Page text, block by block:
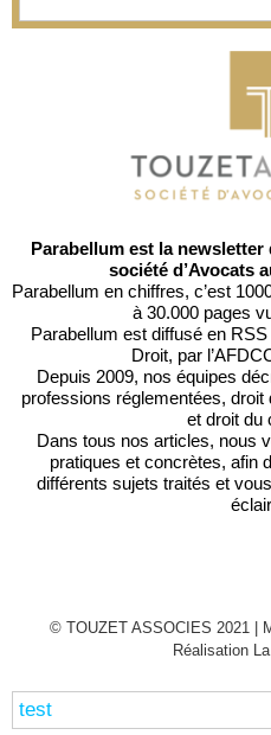
Parabellum est la
société d’Avocats
Parabellum en chiffres, c’est
à 30.000 pages
Parabellum est diffusé en RSS
Droit, par l’
Depuis 2009, nos équipes
professions réglementées, droit
et droit du
Dans tous nos articles, nous
pratiques et concrètes, afin
différents sujets traités et
© TOUZET ASSOCIES 2021 |
Réalisation
test